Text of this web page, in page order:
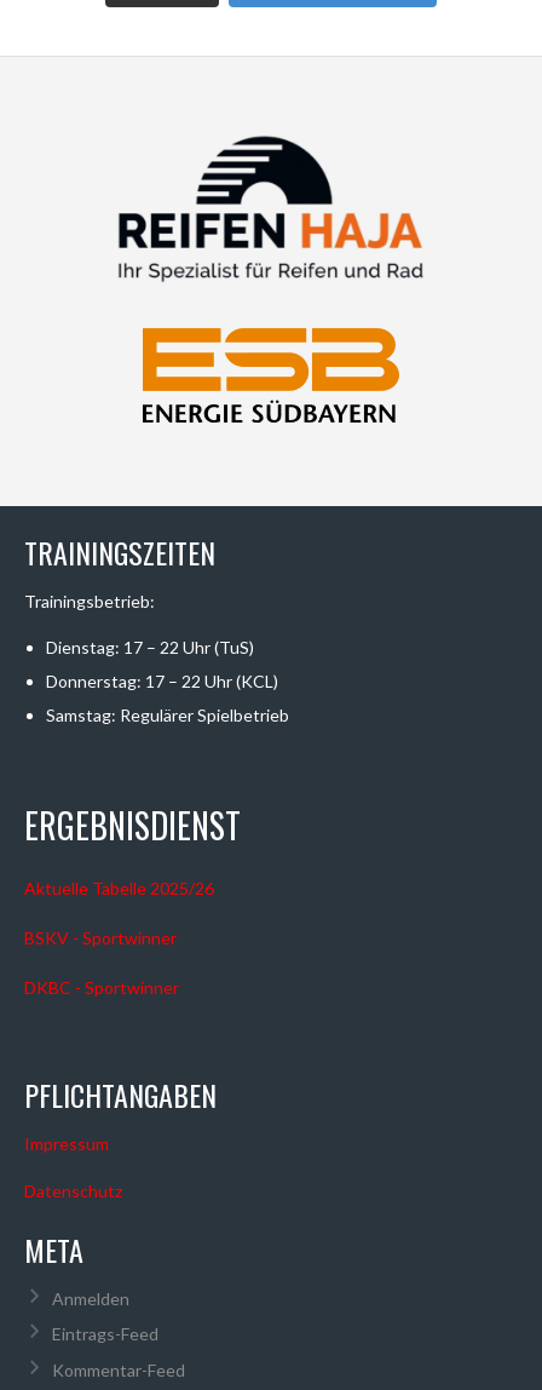
TRAININGSZEITEN
Trainingsbetrieb:
Dienstag: 17 – 22 Uhr (TuS)
Donnerstag: 17 – 22 Uhr (KCL)
Samstag: Regulärer Spielbetrieb
ERGEBNISDIENST
Aktuelle Tabelle 2025/26
BSKV - Sportwinner
DKBC - Sportwinner
PFLICHTANGABEN
Impressum
Datenschutz
META
Anmelden
Eintrags-Feed
Kommentar-Feed